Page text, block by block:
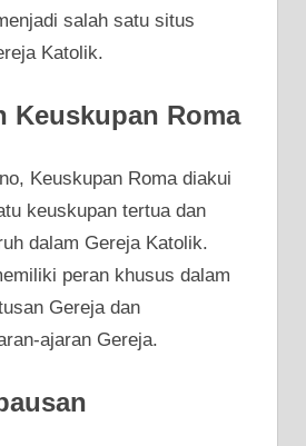
salah satu situs
Katolik.
Keuskupan Roma
Keuskupan Roma diakui
keuskupan tertua dan
dalam Gereja Katolik.
peran khusus dalam
Gereja dan
ajaran Gereja.